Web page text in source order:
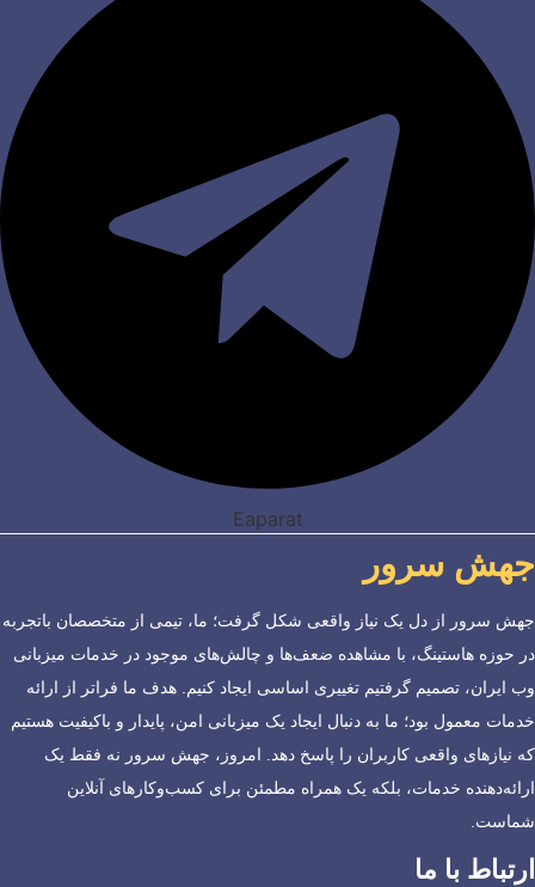
Eaparat
جهش سرور
جهش سرور از دل یک نیاز واقعی شکل گرفت؛ ما، تیمی از متخصصان باتجربه
در حوزه هاستینگ، با مشاهده ضعف‌ها و چالش‌های موجود در خدمات میزبانی
وب ایران، تصمیم گرفتیم تغییری اساسی ایجاد کنیم. هدف ما فراتر از ارائه
خدمات معمول بود؛ ما به دنبال ایجاد یک میزبانی امن، پایدار و باکیفیت هستیم
که نیازهای واقعی کاربران را پاسخ دهد. امروز، جهش سرور نه فقط یک
ارائه‌دهنده خدمات، بلکه یک همراه مطمئن برای کسب‌وکارهای آنلاین
شماست.
ارتباط با ما